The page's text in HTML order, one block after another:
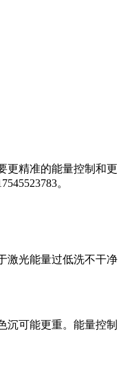
更精准的能量控制和更
。
激光能量过低洗不干净
沉可能更重。能量控制